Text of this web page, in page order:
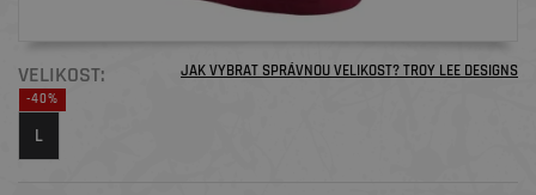
VELIKOST: JAK VYBRAT SPRÁVNOU VELIKOST? TROY LEE DESIGNS
-40%
L